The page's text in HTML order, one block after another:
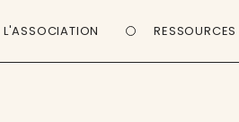
L'ASSOCIATION RESSOURCES